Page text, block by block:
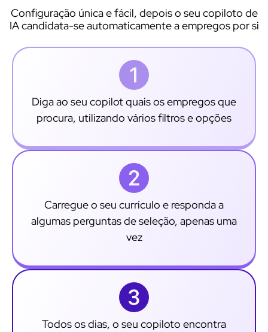
Configuração única e fácil, depois o seu copiloto de
IA candidata-se automaticamente a empregos por si
Diga ao seu copilot quais os empregos que
procura, utilizando vários filtros e opções
Carregue o seu currículo e responda a
algumas perguntas de seleção, apenas uma
vez
Todos os dias, o seu copiloto encontra